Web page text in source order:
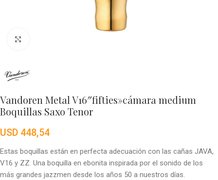
Vandoren Metal V16″fifties»cámara medium
Boquillas Saxo Tenor
USD 448,54
Estas boquillas están en perfecta adecuación con las cañas JAVA,
V16 y ZZ. Una boquilla en ebonita inspirada por el sonido de los
más grandes jazzmen desde los años 50 a nuestros días.